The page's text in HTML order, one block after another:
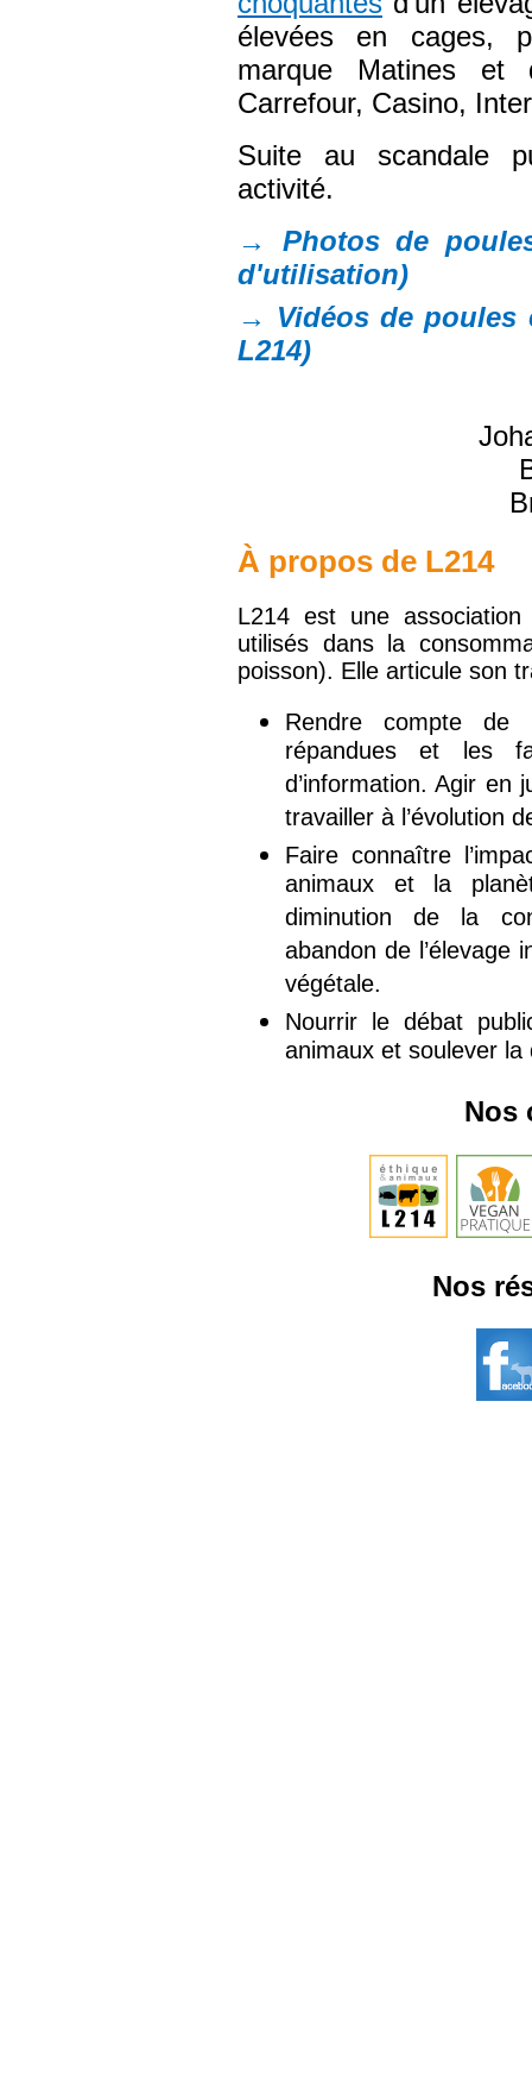
élevées en cages,
marque Matines et
Carrefour, Casino,
Suite au scandale
activité.
→ Photos de
d'utilisation)
→ Vidéos de poules
L214)
À propos de L214
L214 est une
utilisés dans la
poisson). Elle articule son
Rendre compte
répandues et les
d’information. Agir en
travailler à l’évolution
Faire connaître
animaux et la
diminution de la
abandon de l’élevage
végétale.
Nourrir le débat
animaux et soulever
Nos
Nos